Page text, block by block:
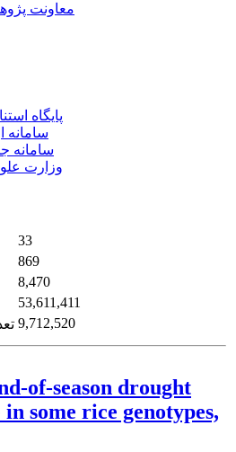
معاونت
پایگاه
سامانه
سامانه
وزارت
33
869
8,470
53,611,411
9,712,520
of-season drought
some rice genotypes,